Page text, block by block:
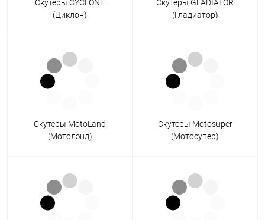
Скутеры CYCLONE
(Циклон)
Скутеры GLADIATOR
(Гладиатор)
Скутеры MotoLand
(Мотолэнд)
Скутеры Motosuper
(Мотосупер)